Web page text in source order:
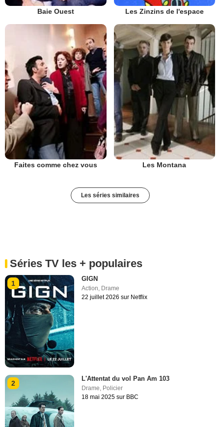
Baie Ouest Les Zinzins de l'espace
Faites comme chez vous Les Montana
Les séries similaires
Séries TV les + populaires
1
GIGN
Action, Drame
22 juillet 2026 sur Netflix
2
L'Attentat du vol Pan Am 103
Drame, Policier
18 mai 2025 sur BBC